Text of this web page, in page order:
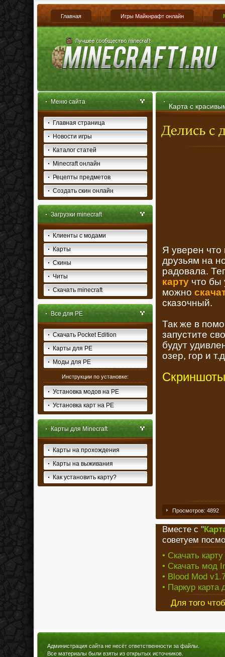
Главная Игры Майкнрафт онлайн
Меню сайта
Главная страница
Новости игры
Каталог статей
Minecraft онлайн
Рецепты предметов
Создать скин онлайн
Загрузки minecraft
Клиенты с модами
Карты
Скины
Читы
Скачать minecraft
Все для PE
Скачать Pocket Edition
Карты для PE
Моды для PE
Инструкции по установке:
Установка модов на PE
Установка карт на PE
Карты для Minecraft
Карты на прохождения
Карты на выживания
Как установить карту?
Карта с
Я уверен что
друзьям на
радовала.
карту что бы
можно
сказочный.
Так же в
запустите
будут
озер, гор и т.д
Просмотров: 4892
Вместе с "
советуем
• Скачать
• Скачать мод
• Blood Mod
• Паркур карта
Для того
Администрация сайта не несёт ответственности за файлы.
Все материалы были взяты из открытых источников.